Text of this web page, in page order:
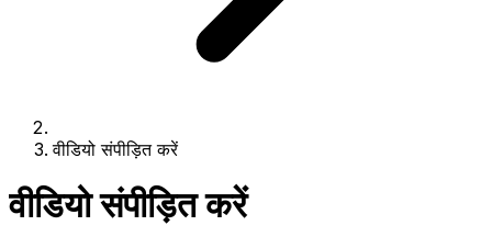
वीडियो संपीड़ित करें
वीडियो संपीड़ित करें